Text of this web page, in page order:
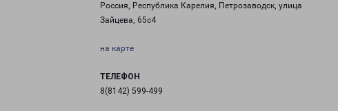
Россия, Республика Карелия, Петрозаводск, улица
Зайцева, 65с4
на карте
ТЕЛЕФОН
8(8142) 599-499